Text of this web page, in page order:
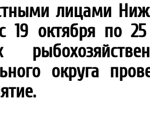
лицами
19 октября по
округа